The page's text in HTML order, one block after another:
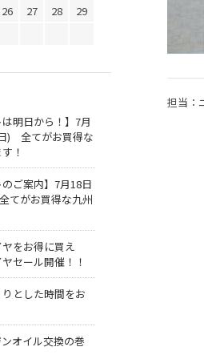
担当：
26 27 28
29
は明日から！】7月
) 全てがお買得な
！
のご案内】7月18日
てがお買得な九州
をお得に買え
セール開催！！
とした時間をお
オイル交換の巻